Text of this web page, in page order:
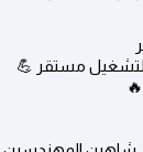
مستقر 💪